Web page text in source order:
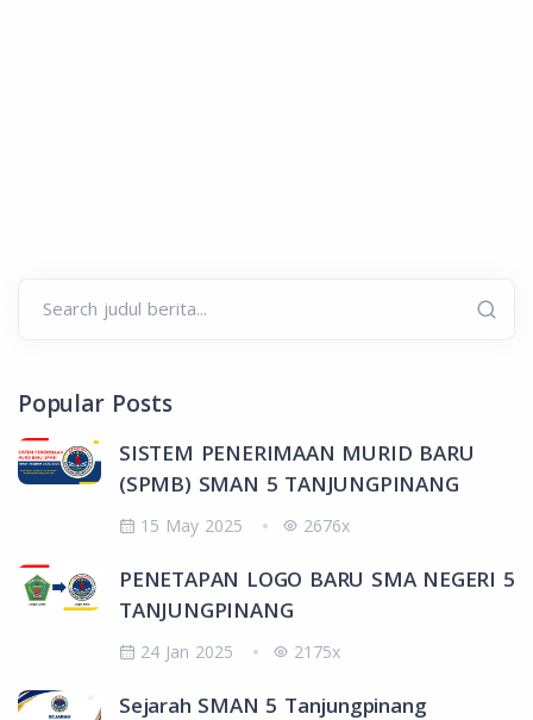
Search judul berita...
Popular Posts
SISTEM PENERIMAAN MURID BARU
(SPMB) SMAN 5 TANJUNGPINANG
15 May 2025 2676x
PENETAPAN LOGO BARU SMA NEGERI 5
TANJUNGPINANG
24 Jan 2025 2175x
Sejarah SMAN 5 Tanjungpinang